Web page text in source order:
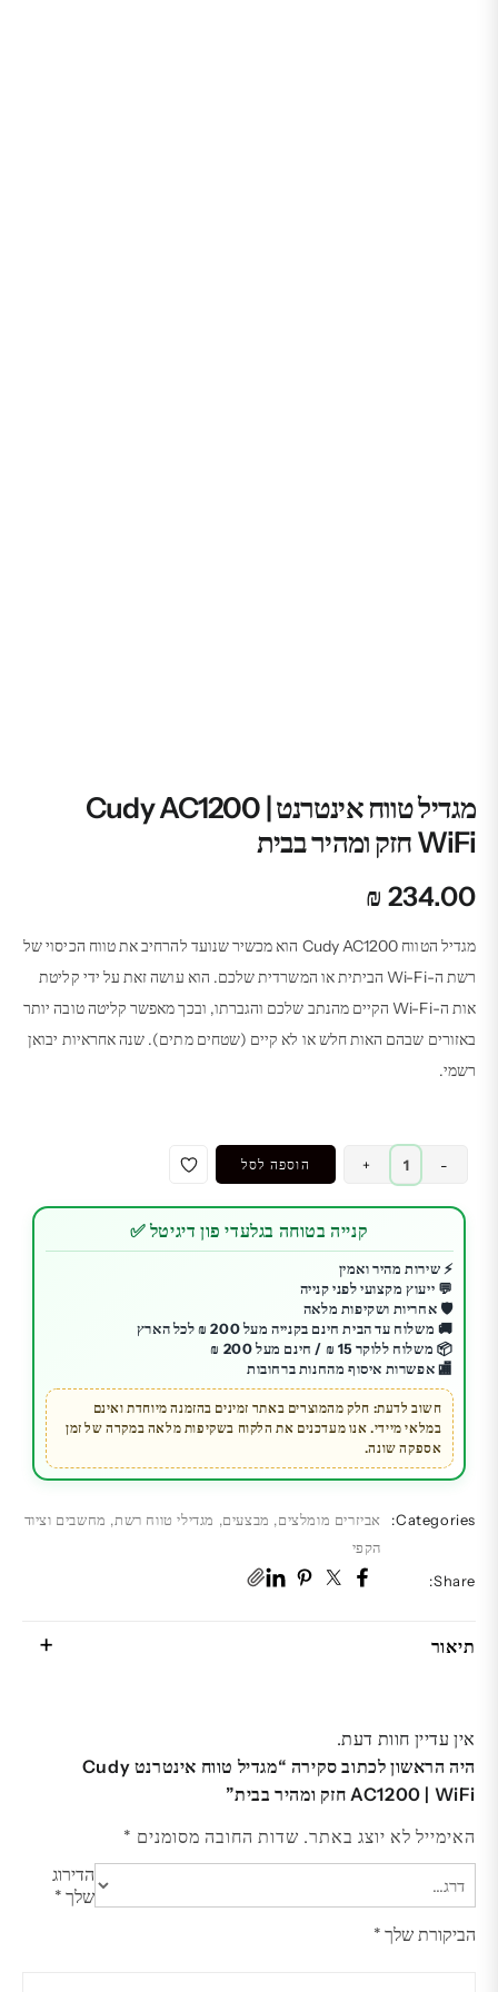
מגדיל טווח אינטרנט Cudy AC1200 |
WiFi חזק ומהיר בבית
₪ 234.00
מגדיל הטווח Cudy AC1200 הוא מכשיר שנועד להרחיב את טווח הכיסוי של
רשת ה-Wi-Fi הביתית או המשרדית שלכם. הוא עושה זאת על ידי קליטת
אות ה-Wi-Fi הקיים מהנתב שלכם והגברתו, ובכך מאפשר קליטה טובה יותר
באזורים שבהם האות חלש או לא קיים (שטחים מתים). שנה אחראיות יבואן
רשמי.
-
כמות
של
מגדיל
אינטרנט
Cudy
AC1200
|
WiFi
חזק
ומהיר
בבית
+ הוספה לסל
קנייה בטוחה בגלעדי פון דיגיטל ✅
⚡ שירות מהיר ואמין
💬 ייעוץ מקצועי לפני קנייה
🛡️ אחריות ושקיפות מלאה
🚚 משלוח עד הבית חינם בקנייה מעל 200 ₪ לכל הארץ
📦 משלוח ללוקר 15 ₪ / חינם מעל 200 ₪
🏬 אפשרות איסוף מהחנות ברחובות
חשוב לדעת: חלק מהמוצרים באתר זמינים בהזמנה מיוחדת ואינם
במלאי מיידי. אנו מעדכנים את הלקוח בשקיפות מלאה במקרה של זמן
אספקה שונה.
Categories: אביזרים מומלצים, מבצעים, מגדילי טווח רשת, מחשבים וציוד
הקפי
Share:
תיאור
אין עדיין חוות דעת.
היה הראשון לכתוב סקירה “מגדיל טווח אינטרנט Cudy
AC1200 | WiFi חזק ומהיר בבית”
האימייל לא יוצג באתר. שדות החובה מסומנים *
הדירוג
שלך *
הביקורת שלך *